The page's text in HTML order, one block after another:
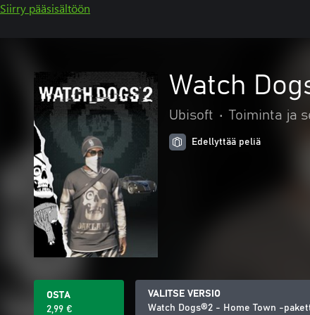
Siirry pääsisältöön
Watch
Ubisoft • Toiminta ja
Edellyttää peliä
OSTA
2,99 €
VALITSE VERSIO
Watch Dogs®2 - Home Town -